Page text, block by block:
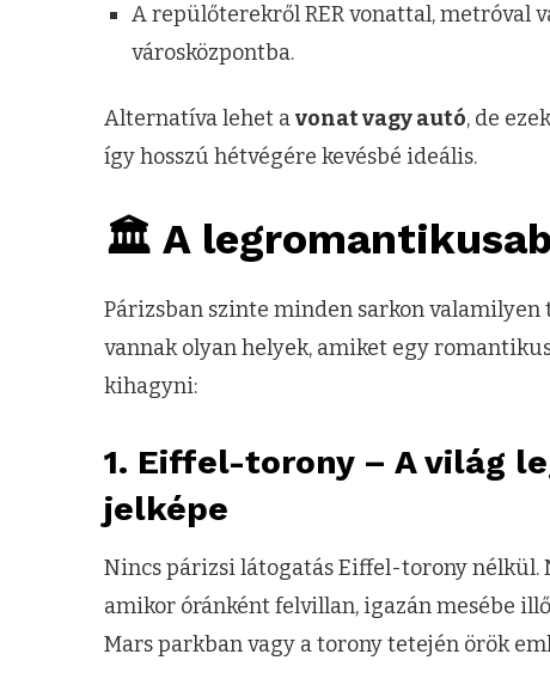
A repülőterekről RER vonattal, metróval
városközpontba.
Alternatíva lehet avonat vagy autó, de
így hosszú hétvégére kevésbé ideális.
🏛️ A
Párizsban szinte minden sarkon
vannak olyan helyek, amiket egy
kihagyni:
1. Eiffel-torony – A világ
jelképe
Nincs párizsi látogatás Eiffel-torony nélkül.
amikor óránként felvillan, igazán mesébe
Mars parkban vagy a torony tetején örök